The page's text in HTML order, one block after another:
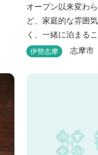
オープン以来変わ
ど、家庭的な雰囲
く、一緒に泊まる
幸などお食事も楽し
伊勢志摩 志摩市